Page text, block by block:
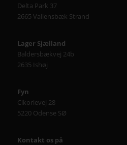
Delta Park 37
2665 Vallensbæk Strand
Lager Sjælland
Baldersbækvej 24b
2635 Ishøj
Fyn
Cikorievej 28
5220 Odense SØ
Kontakt os på